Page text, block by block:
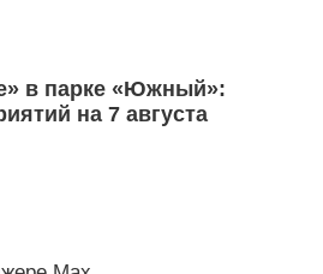
в парке «Южный»:
на 7 августа